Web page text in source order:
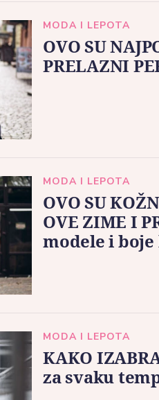
MODA I LEPOTA
OVO SU
PRELAZNI
MODA I LEPOTA
OVO SU
OVE ZIME I
modele i
MODA I LEPOTA
KAKO
za svaku